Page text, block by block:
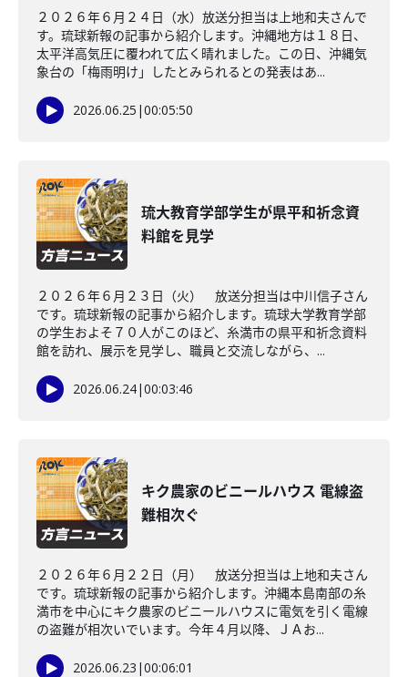
２０２６年６月２４日（水）放送分担当は上地和夫さんで
す。琉球新報の記事から紹介します。沖縄地方は１８日、
太平洋高気圧に覆われて広く晴れました。この日、沖縄気
象台の「梅雨明け」したとみられるとの発表はあ...
2026.06.25 |00:05:50
琉大教育学部学生が県平和祈念資
料館を見学
２０２６年６月２３日（火） 放送分担当は中川信子さん
です。琉球新報の記事から紹介します。琉球大学教育学部
の学生およそ７０人がこのほど、糸満市の県平和祈念資料
館を訪れ、展示を見学し、職員と交流しながら、...
2026.06.24|00:03:46
キク農家のビニールハウス 電線盗
難相次ぐ
２０２６年６月２２日（月） 放送分担当は上地和夫さん
です。琉球新報の記事から紹介します。沖縄本島南部の糸
満市を中心にキク農家のビニールハウスに電気を引く電線
の盗難が相次いでいます。今年４月以降、ＪＡお...
2026.06.23 |00:06:01